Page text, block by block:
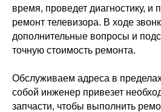
время, проведет диагностику, и
ремонт телевизора. В ходе
дополнительные вопросы и
точную стоимость ремонта.
Обслуживаем адреса в
собой инженер привезет
запчасти, чтобы выполнить